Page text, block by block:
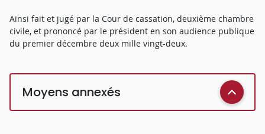
Ainsi fait et jugé par la Cour de cassation, deuxième chambre
civile, et prononcé par le président en son audience publique
du premier décembre deux mille vingt-deux.
Moyens annexés